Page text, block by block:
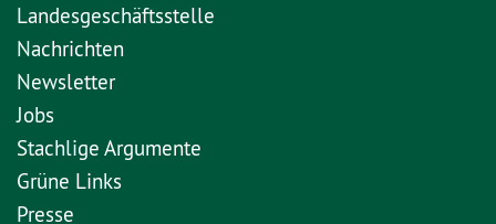
Landesgeschäftsstelle
Nachrichten
Newsletter
Jobs
Stachlige Argumente
Grüne Links
Presse